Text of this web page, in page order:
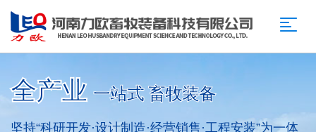
全产业 一站式 畜牧装备
坚持“科研开发·设计制造·经营销售·工程安装”为一体